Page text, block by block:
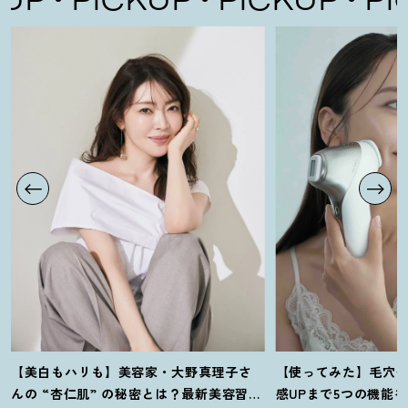
【美白もハリも】美容家・大野真理子さ
んの “杏仁肌” の秘密とは ？ 最新美容習慣
【使ってみた】毛穴
感UPまで5つの機能